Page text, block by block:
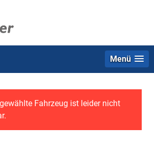
Menü
Fahrzeug ist leider nicht